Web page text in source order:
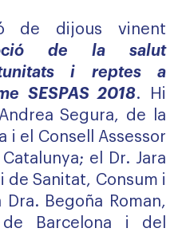
de dijous vinent
de la salut
i reptes a
SESPAS 2018. Hi
Segura, de la
i el Consell Assessor
el Dr. Jara
Sanitat, Consum i
Begoña Roman,
Barcelona i del